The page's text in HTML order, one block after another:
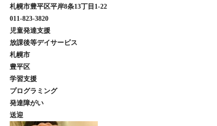
札幌市豊平区平岸8条13丁目1-22
011-823-3820
児童発達支援
放課後等デイサービス
札幌市
豊平区
学習支援
プログラミング
発達障がい
送迎